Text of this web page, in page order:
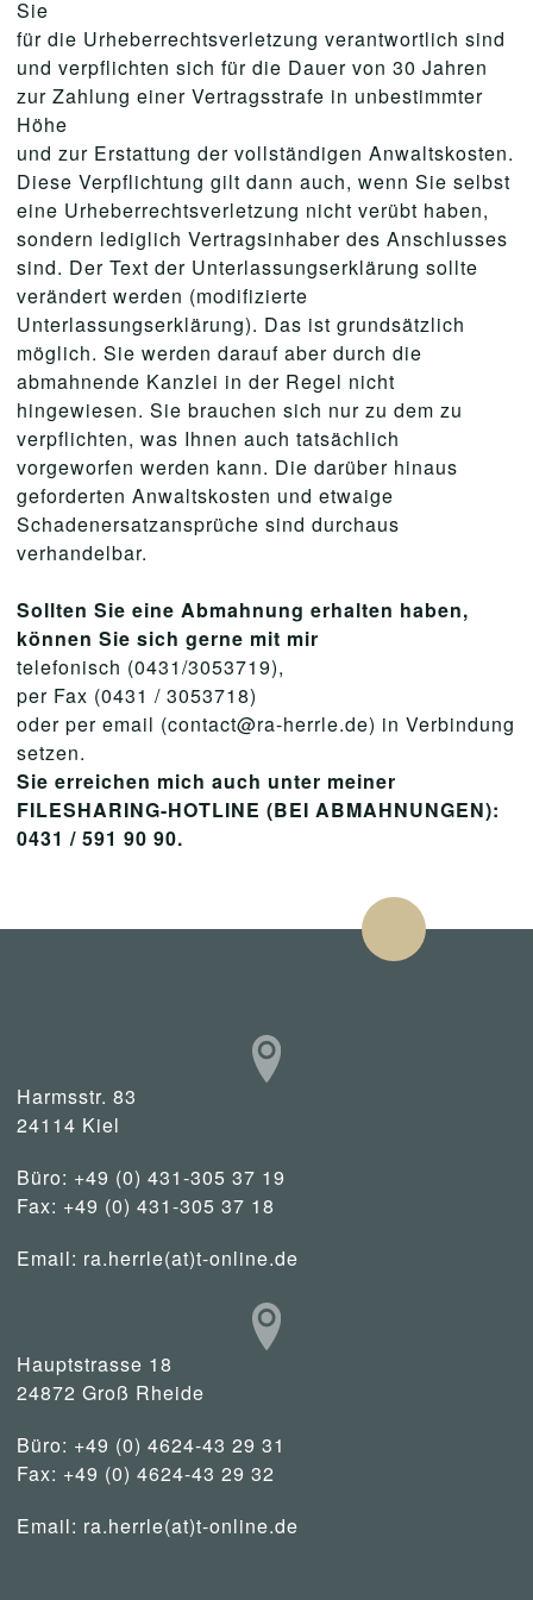
Sie
für die Urheberrechtsverletzung verantwortlich sind
und verpflichten sich für die Dauer von 30 Jahren
zur Zahlung einer Vertragsstrafe in unbestimmter
Höhe
und zur Erstattung der vollständigen Anwaltskosten.
Diese Verpflichtung gilt dann auch, wenn Sie selbst
eine Urheberrechtsverletzung nicht verübt haben,
sondern lediglich Vertragsinhaber des Anschlusses
sind. Der Text der Unterlassungserklärung sollte
verändert werden (modifizierte
Unterlassungserklärung). Das ist grundsätzlich
möglich. Sie werden darauf aber durch die
abmahnende Kanzlei in der Regel nicht
hingewiesen. Sie brauchen sich nur zu dem zu
verpflichten, was Ihnen auch tatsächlich
vorgeworfen werden kann. Die darüber hinaus
geforderten Anwaltskosten und etwaige
Schadenersatzansprüche sind durchaus
verhandelbar.
Sollten Sie eine Abmahnung erhalten haben,
können Sie sich gerne mit mir
telefonisch (0431/3053719),
per Fax (0431 / 3053718)
oder per email (contact@ra-herrle.de) in Verbindung
setzen.
Sie erreichen mich auch unter meiner
FILESHARING-HOTLINE (BEI ABMAHNUNGEN):
0431 / 591 90 90.
Harmsstr. 83
24114 Kiel
Büro: +49 (0) 431-305 37 19
Fax: +49 (0) 431-305 37 18
Email: ra.herrle(at)t-online.de
Hauptstrasse 18
24872 Groß Rheide
Büro: +49 (0) 4624-43 29 31
Fax: +49 (0) 4624-43 29 32
Email: ra.herrle(at)t-online.de